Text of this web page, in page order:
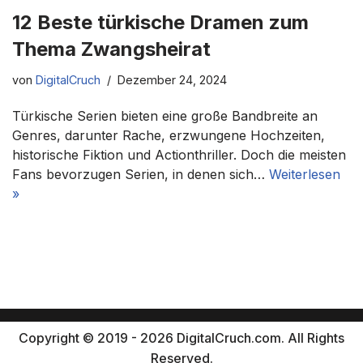
12 Beste türkische Dramen zum
Thema Zwangsheirat
von DigitalCruch Dezember 24, 2024
Türkische Serien bieten eine große Bandbreite an
Genres, darunter Rache, erzwungene Hochzeiten,
historische Fiktion und Actionthriller. Doch die meisten
Fans bevorzugen Serien, in denen sich… Weiterlesen
»
Copyright © 2019 - 2026 DigitalCruch.com. All Rights
Reserved.